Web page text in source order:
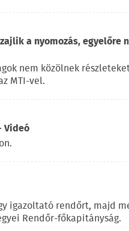
a nyomozás, egyelőre
nem közölnek
MTI-vel.
Videó
igazoltató rendőrt, majd
Rendőr-főkapitányság.